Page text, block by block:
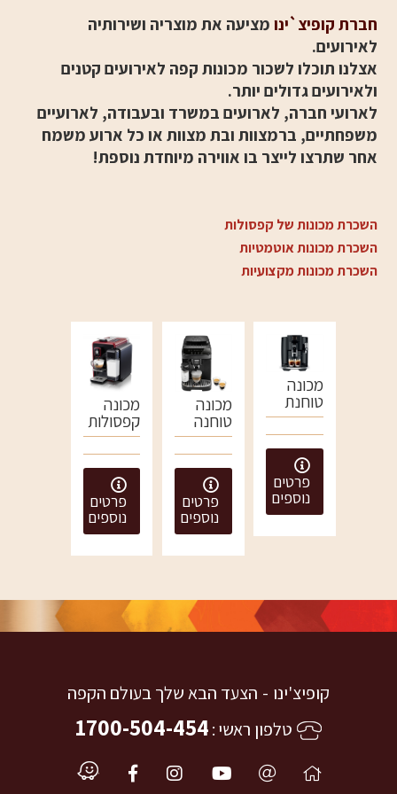
דוחסנים
חברת קופיצ`ינו מציעה את מוצריה ושירותיה
לאירועים.
אצלנו תוכלו לשכור מכונות קפה לאירועים קטנים
ולאירועים גדולים יותר.
לארועי חברה, לארועים במשרד ובעבודה, לארועיים
משפחתיים, ברמצוות ובת מצוות או כל ארוע משמח
אחר שתרצו לייצר בו אווירה מיוחדת נוספת!
השכרת מכונות של קפסולות
השכרת מכונות אוטמטיות
השכרת מכונות מקצועיות
מכונה
טוחנת
להשכרה
יורה e8
פרטים
נוספים
מכונה
טוחנה
להשכרה
פרטים
נוספים
מכונה
קפסולות
להשכרה
פרטים
נוספים
קופיצ'ינו
הצעד הבא שלך בעולם הקפה
טלפון ראשי 1700-504-454